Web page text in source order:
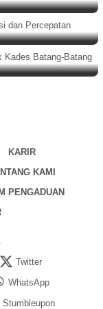
Inovasi dan
Desak Kades
Polisi Turun
KARIR
KAMI
PENGADUAN
Twitter
WhatsApp
Stumbleupon